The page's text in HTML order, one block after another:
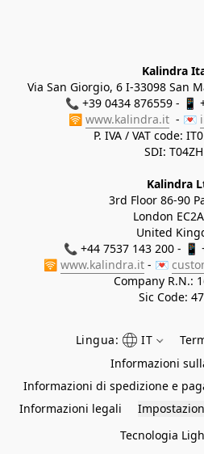
Kalindra
Via San Giorgio, 6 I-33098 San
📞 +39 0434 876559 - 📱
🛜 www.kalindra.it
  - 💌
P. IVA / VAT code:
SDI:
Kalindra
3rd Floor 86-90
London
United
📞 +44 7537 143 200 - 📱
🛜 www.kalindra.it - 💌
Company R.N.:
Sic Code:
Lingua: IT
Informazioni
Informazioni di spedizione e
Informazioni legali
Tecnologia